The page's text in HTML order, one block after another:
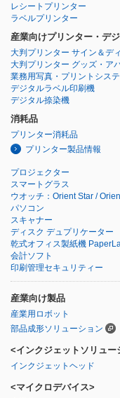
レシートプリンター
ラベルプリンター
産業向けプリンター・デ
大判プリンター サイン＆デ
大判プリンター グッズ・ア
業務用写真・プリントシス
デジタルラベル印刷機
デジタル捺染機
消耗品
プリンター消耗品
プリンター製品情報
プロジェクター
スマートグラス
ウオッチ：Orient Star /
パソコン
スキャナー
ディスク デュプリケーター
乾式オフィス製紙機
会計ソフト
印刷管理セキュリティー
産業向け製品
産業用ロボット
部品成形ソリューション
<インクジェットソリュー
インクジェットヘッド
<マイクロデバイス>